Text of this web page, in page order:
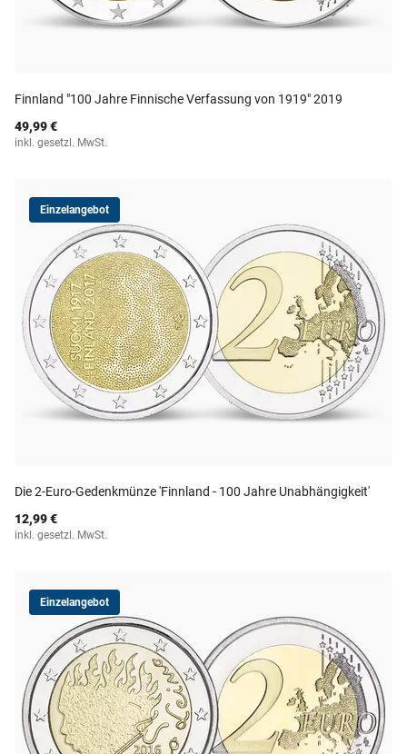
Finnland "100 Jahre Finnische Verfassung von 1919" 2019
49,99 €
inkl. gesetzl. MwSt.
Einzelangebot
Die 2-Euro-Gedenkmünze 'Finnland - 100 Jahre Unabhängigkeit'
12,99 €
inkl. gesetzl. MwSt.
Einzelangebot